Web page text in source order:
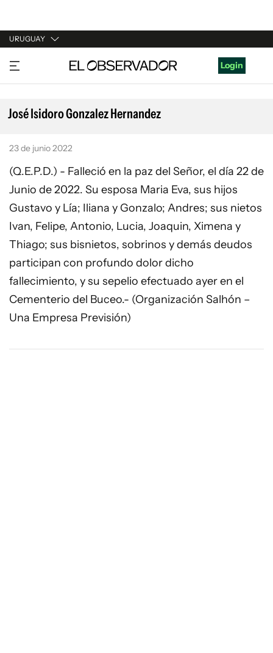
URUGUAY
URUGUAY
ARGENTINA
ESPAÑA
Login
José Isidoro Gonzalez Hernandez
23 de junio 2022
(Q.E.P.D.) - Falleció en la paz del Señor, el día 22 de
Junio de 2022. Su esposa Maria Eva, sus hijos
Gustavo y Lía; Iliana y Gonzalo; Andres; sus nietos
Ivan, Felipe, Antonio, Lucia, Joaquin, Ximena y
Thiago; sus bisnietos, sobrinos y demás deudos
participan con profundo dolor dicho
fallecimiento, y su sepelio efectuado ayer en el
Cementerio del Buceo.- (Organización Salhón –
Una Empresa Previsión)